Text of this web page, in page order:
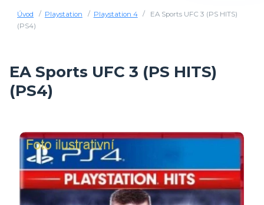
Úvod Playstation Playstation 4
EA Sports UFC 3 (PS HITS)
(PS4)
EA Sports UFC 3 (PS HITS)
(PS4)